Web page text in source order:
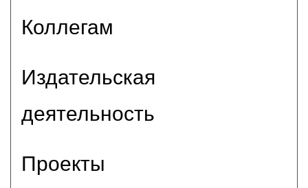
Коллегам
Издательская
деятельность
Проекты